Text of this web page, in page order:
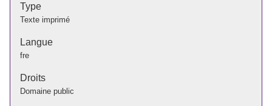
Type
Texte imprimé
Langue
fre
Droits
Domaine public